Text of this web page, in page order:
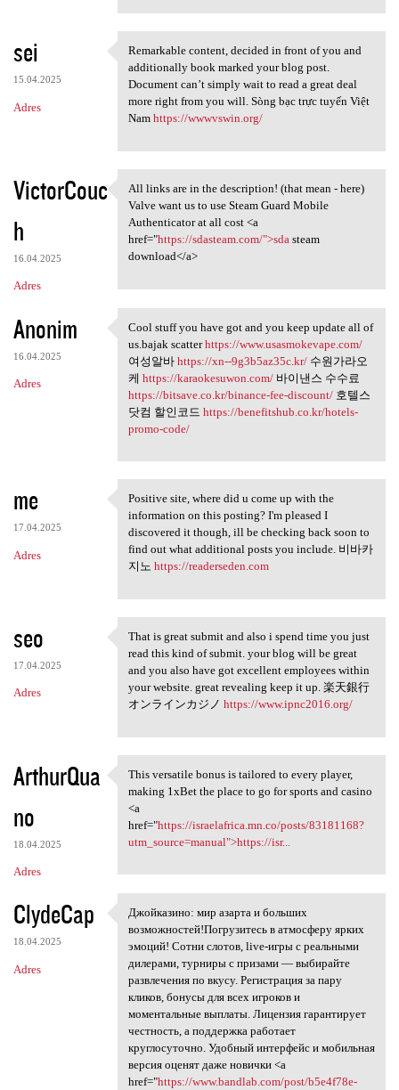
sei
15.04.2025
Adres
Remarkable content, decided
Remarkable content, decided in front of you and
additionally book marked your blog post.
Document can’t simply wait to read a great deal
more right from you will. Sòng bạc trực tuyến Việt
Nam https://wwwvswin.org/
VictorCouc
h
16.04.2025
Adres
All links are in the
All links are in the description! (that mean - here)
Valve want us to use Steam Guard Mobile
Authenticator at all cost <a
href="https://sdasteam.com/">sda steam
download</a>
Anonim
16.04.2025
Adres
Cool stuff you have got and
Cool stuff you have got and you keep update all of
us.bajak scatterhttps://www.usasmokevape.com/
여성알바 https://xn--9g3b5az35c.kr/수원가라오
케 https://karaokesuwon.com/바이낸스 수수료
https://bitsave.co.kr/binance-fee-discount/호텔스
닷컴 할인코드 https://benefitshub.co.kr/hotels-
promo-code/
me
17.04.2025
Adres
Positive site, where did u
Positive site, where did u come up with the
information on this posting? I'm pleased I
discovered it though, ill be checking back soon to
find out what additional posts you include. 비바카
지노 https://readerseden.com
seo
17.04.2025
Adres
That is great submit and also
That is great submit and also i spend time you just
read this kind of submit. your blog will be great
and you also have got excellent employees within
your website. great revealing keep it up. 楽天銀行
オンラインカジノ https://www.ipnc2016.org/
ArthurQua
no
18.04.2025
Adres
This versatile bonus is
This versatile bonus is tailored to every player,
making 1xBet the place to go for sports and casino
<a
href="https://israelafrica.mn.co/posts/83181168?
utm_source=manual">https://isr...
ClydeCap
18.04.2025
Adres
Джойказино: мир азарта и
Джойказино: мир азарта и больших
возможностей!Погрузитесь в атмосферу ярких
эмоций! Сотни слотов, live-игры с реальными
дилерами, турниры с призами — выбирайте
развлечения по вкусу. Регистрация за пару
кликов, бонусы для всех игроков и
моментальные выплаты. Лицензия гарантирует
честность, а поддержка работает
круглосуточно. Удобный интерфейс и мобильная
версия оценят даже новички <a
href="https://www.bandlab.com/post/b5e4f78e-